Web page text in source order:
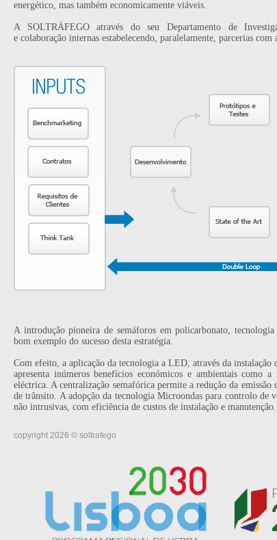
energético, mas também economicamente viáveis.
A SOLTRÁFEGO através do seu Departamento de
e colaboração internas estabelecendo, paralelamente, parcerias com
A introdução pioneira de semáforos em policarbonato,
bom exemplo do sucesso desta estratégia.
Com efeito, a aplicação da tecnologia a LED, através da instalação
apresenta inúmeros benefícios económicos e ambientais como
eléctrica. A centralização semafórica permite a redução da
de trânsito. A adopção da tecnologia Microondas para controlo de
não intrusivas, com eficiência de custos de instalação e manutenção.
copyright 2026 © soltrafego